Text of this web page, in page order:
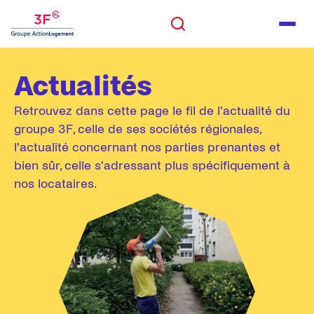
Panneau de gestion des cookies
Rechercher Menu
Rechercher
Actualités
Retrouvez dans cette page le fil de l'actualité du
groupe 3F, celle de ses sociétés régionales,
l'actualité concernant nos parties prenantes et
bien sûr, celle s'adressant plus spécifiquement à
nos locataires.